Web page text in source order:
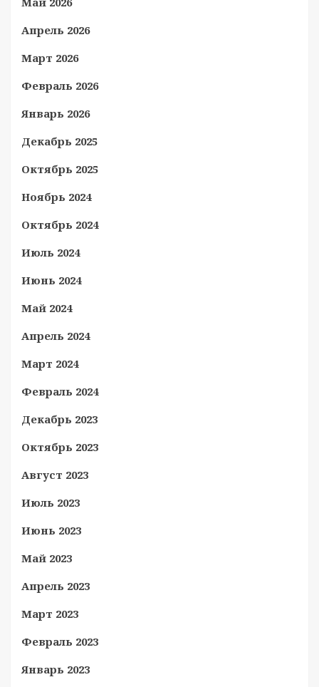
Апрель 2026
Март 2026
Февраль 2026
Январь 2026
Декабрь 2025
Октябрь 2025
Ноябрь 2024
Октябрь 2024
Июль 2024
Июнь 2024
Май 2024
Апрель 2024
Март 2024
Февраль 2024
Декабрь 2023
Октябрь 2023
Август 2023
Июль 2023
Июнь 2023
Май 2023
Апрель 2023
Март 2023
Февраль 2023
Январь 2023